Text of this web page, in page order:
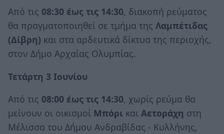
Από τις 08:30 έως τις 14:30, διακοπή ρεύματος
θα πραγματοποιηθεί σε τμήμα της Λαμπέτιδας
(Δίβρη) και στα αρδευτικά δίκτυα της περιοχής,
στον Δήμο Αρχαίας Ολυμπίας.
Τετάρτη 3 Ιουνίου
Από τις 08:00 έως τις 14:30, χωρίς ρεύμα θα
μείνουν οι οικισμοί Μπόρι και Αετοράχη στη
Μέλισσα του Δήμου Ανδραβίδας - Κυλλήνης,